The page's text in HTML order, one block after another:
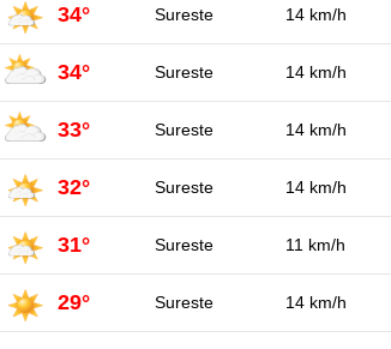
34° Sureste 14 km/h
34° Sureste 14 km/h
33° Sureste 14 km/h
32° Sureste 14 km/h
31° Sureste 11 km/h
29° Sureste 14 km/h